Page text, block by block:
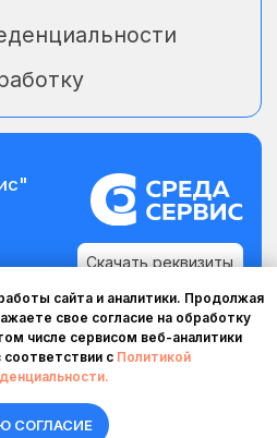
сайта и аналитики. Продолжая
свое согласие на обработку
числе сервисом веб-аналитики
с Политикой
СОГЛАСИЕ